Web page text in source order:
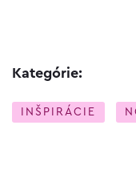
Kategórie:
INŠPIRÁCIE